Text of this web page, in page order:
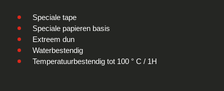
Speciale tape
Speciale papieren basis
Extreem dun
Waterbestendig
Temperatuurbestendig tot 100 ° C / 1H